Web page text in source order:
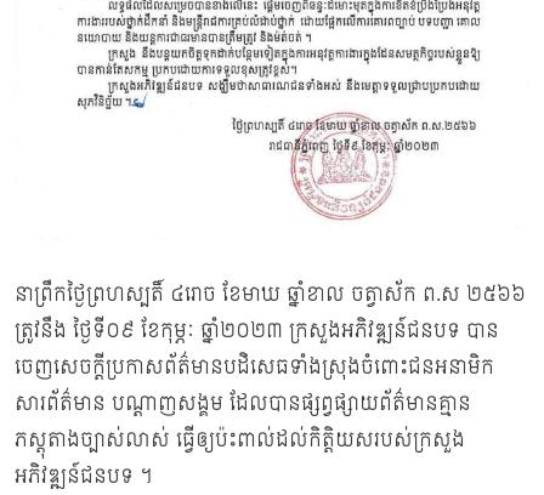
នាព្រឹកថ្ងៃព្រហស្បតិ៍ ៤រោច ខែមាឃ ឆ្នាំខាល ចត្វាស័ក ព.ស ២៥៦៦
ត្រូវនឹង ថ្ងៃទី០៩ ខែកុម្ភៈ ឆ្នាំ២០២៣ ក្រសួងអភិវឌ្ឍន៍ជនបទ បាន
ចេញសេចក្ដីប្រកាសព័ត៌មានបដិសេធទាំងស្រុងចំពោះជនអនាមិក
សារព័ត៌មាន បណ្ដាញសង្គម ដែលបានផ្សព្វផ្សាយព័ត៌មានគ្មាន
ភស្តុតាងច្បាស់លាស់ ធ្វើឲ្យប៉ះពាល់ដល់កិត្តិយសរបស់ក្រសួង
អភិវឌ្ឍន៍ជនបទ ។